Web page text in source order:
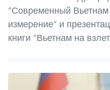
“Современный Вьетнам
измерение” и
книги “Вьетнам на